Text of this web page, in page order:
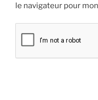
le navigateur pour